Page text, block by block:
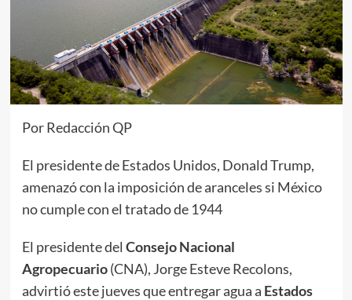
Por Redacción QP
El presidente de Estados Unidos, Donald Trump,
amenazó con la imposición de aranceles si México
no cumple con el tratado de 1944
El presidente del Consejo Nacional
Agropecuario(CNA), Jorge Esteve Recolons,
advirtió este jueves que entregar agua a Estados